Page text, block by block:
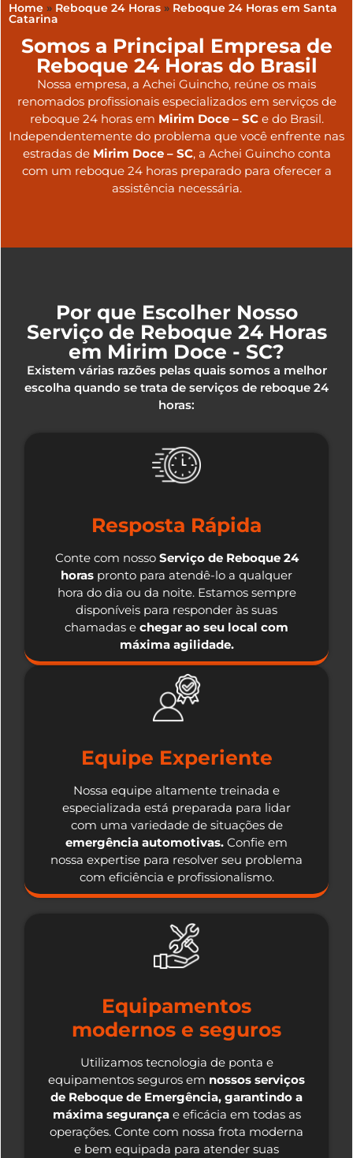
Home » Reboque 24 Horas » Reboque 24 Horas em Santa
Catarina
Somos a Principal Empresa de
Reboque 24 Horas do Brasil
Nossa empresa, a Achei Guincho, reúne os mais
renomados profissionais especializados em serviços de
reboque 24 horas em Mirim Doce – SCe do Brasil.
Independentemente do problema que você enfrente nas
estradas de Mirim Doce – SC, a Achei Guincho conta
com um reboque 24 horas preparado para oferecer a
assistência necessária.
Por que Escolher Nosso
Serviço de Reboque 24 Horas
em Mirim Doce - SC?
Existem várias razões pelas quais somos a melhor
escolha quando se trata de serviços de reboque 24
horas:
Resposta Rápida
Conte com nosso Serviço de Reboque 24
horas pronto para atendê-lo a qualquer
hora do dia ou da noite. Estamos sempre
disponíveis para responder às suas
chamadas e chegar ao seu local com
máxima agilidade.
Equipe Experiente
Nossa equipe altamente treinada e
especializada está preparada para lidar
com uma variedade de situações de
emergência automotivas. Confie em
nossa expertise para resolver seu problema
com eficiência e profissionalismo.
Equipamentos
modernos e seguros
Utilizamos tecnologia de ponta e
equipamentos seguros em nossos serviços
de Reboque de Emergência, garantindo a
máxima segurançae eficácia em todas as
operações. Conte com nossa frota moderna
e bem equipada para atender suas